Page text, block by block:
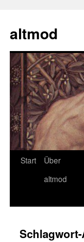
springen
altmod
Start
Über
altmod